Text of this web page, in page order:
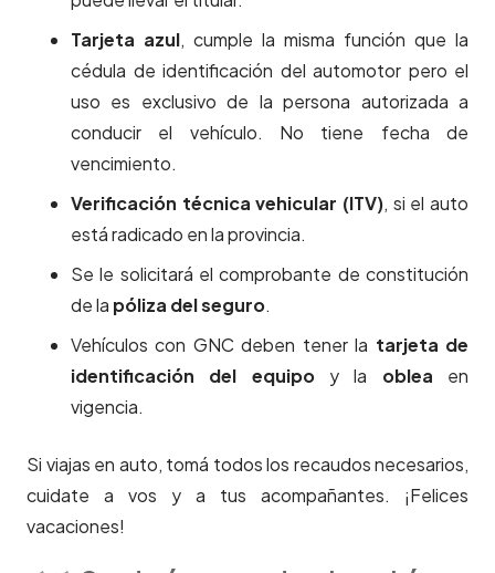
Tarjeta azul, cumple la misma función que la
cédula de identificación del automotor pero el
uso es exclusivo de la persona autorizada a
conducir el vehículo. No tiene fecha de
vencimiento.
Verificación técnica vehicular (ITV), si el auto
está radicado en la provincia.
Se le solicitará el comprobante de constitución
de la póliza del seguro.
Vehículos con GNC deben tener la tarjeta de
identificación del equipoy la oblea en
vigencia.
Si viajas en auto, tomá todos los recaudos necesarios,
cuidate a vos y a tus acompañantes. ¡Felices
vacaciones!